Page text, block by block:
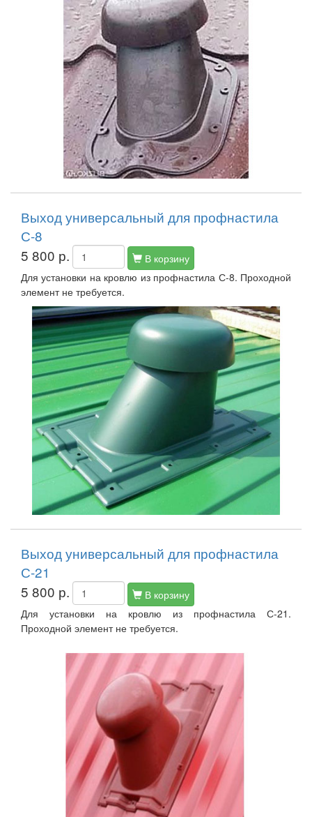
Выход универсальный для профнастила
С-8
5 800 р.
В корзину
Для установки на кровлю из профнастила С-8. Проходной
элемент не требуется.
Выход универсальный для профнастила
С-21
5 800 р.
В корзину
Для установки на кровлю из профнастила С-21.
Проходной элемент не требуется.